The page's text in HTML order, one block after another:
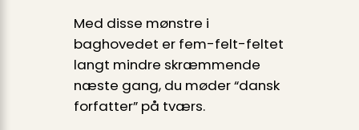
Med disse mønstre i
baghovedet er fem-felt-feltet
langt mindre skræmmende
næste gang, du møder “dansk
forfatter” på tværs.